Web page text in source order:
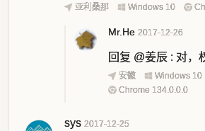
亚利桑那 Windows 10
Mr.He 2017-12-26
回复 @姜辰 : 对，
安徽
Windows 10
Chrome 134.0.0.0
sys 2017-12-25